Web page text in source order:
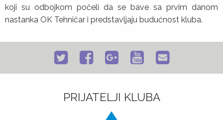
koji su odbojkom počeli da se bave sa prvim danom
nastanka OK Tehničar i predstavljaju budućnost kluba.
PRIJATELJI KLUBA